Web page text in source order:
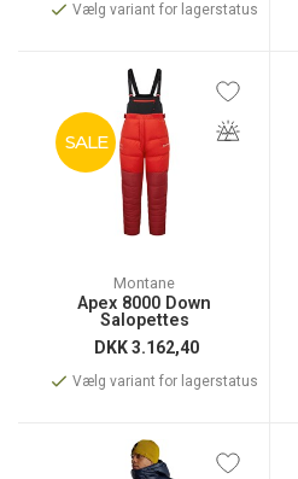
Vælg variant for lagerstatus
SALE
Montane
Apex 8000 Down
Salopettes
DKK3.162,40
Vælg variant for lagerstatus